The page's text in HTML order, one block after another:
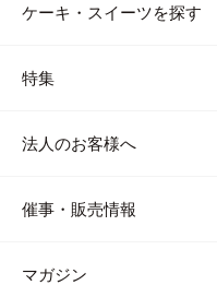
ケーキ・スイーツを探す
特集
法人のお客様へ
催事・販売情報
マガジン